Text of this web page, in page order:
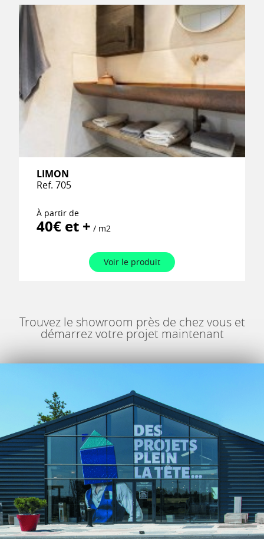
LIMON
Ref. 705
À partir de
40€ et + / m2
Voir le produit
Trouvez le showroom près de chez vous et
démarrez votre projet maintenant